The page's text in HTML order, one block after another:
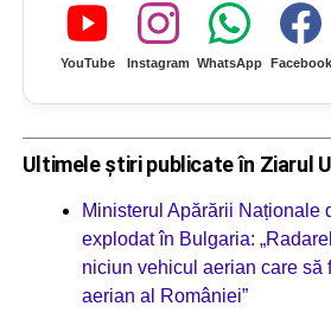
YouTube Instagram WhatsApp Facebook
Ultimele știri publicate în Ziarul
Ministerul Apărării Naționale
explodat în Bulgaria:
niciun vehicul aerian care să
aerian al României”